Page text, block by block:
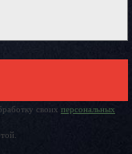
своих персональных